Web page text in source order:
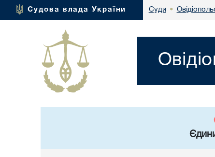
Судова влада України Суди •